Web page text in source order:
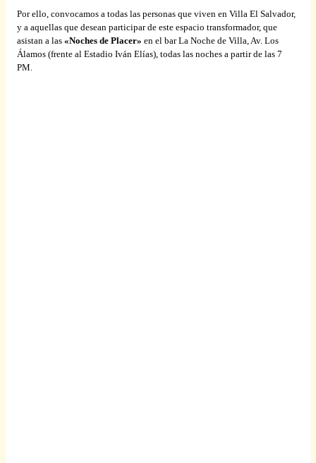
Por ello, convocamos a todas las personas que viven en Villa El Salvador,
y a aquellas que desean participar de este espacio transformador, que
asistan a las «Noches de Placer» en el bar La Noche de Villa, Av. Los
Álamos (frente al Estadio Iván Elías), todas las noches a partir de las 7
PM.